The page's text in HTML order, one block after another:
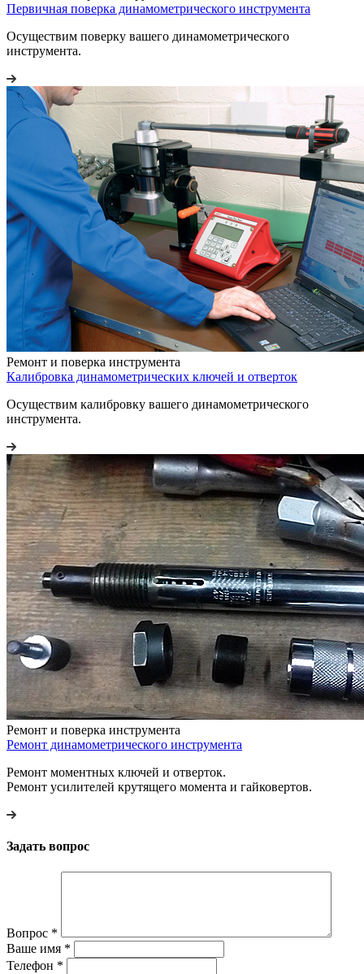
Первичная поверка динамометрического инструмента
Осуществим поверку вашего динамометрического
инструмента.
Ремонт и поверка инструмента
Калибровка динамометрических ключей и отверток
Осуществим калибровку вашего динамометрического
инструмента.
Ремонт и поверка инструмента
Ремонт динамометрического инструмента
Ремонт моментных ключей и отверток.
Ремонт усилителей крутящего момента и гайковертов.
Задать вопрос
Вопрос *
Ваше имя *
Телефон *